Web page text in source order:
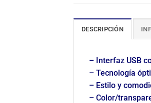
DESCRIPCIÓN
– Interfaz USB
– Tecnología
– Estilo y
– Color/